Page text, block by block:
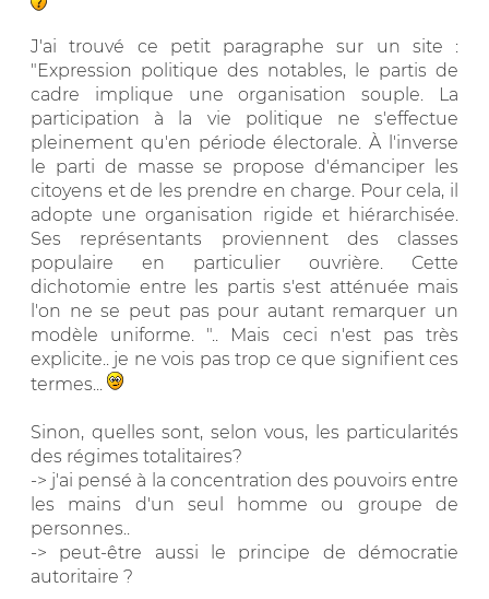
J'ai trouvé ce petit paragraphe sur un site :
"Expression politique des notables, le partis de
cadre implique une organisation souple. La
participation à la vie politique ne s'effectue
pleinement qu'en période électorale. À l'inverse
le parti de masse se propose d'émanciper les
citoyens et de les prendre en charge. Pour cela, il
adopte une organisation rigide et hiérarchisée.
Ses représentants proviennent des classes
populaire en particulier ouvrière. Cette
dichotomie entre les partis s'est atténuée mais
l'on ne se peut pas pour autant remarquer un
modèle uniforme. ".. Mais ceci n'est pas très
explicite.. je ne vois pas trop ce que signifient ces
termes...
Sinon, quelles sont, selon vous, les particularités
des régimes totalitaires?
-> j'ai pensé à la concentration des pouvoirs entre
les mains d'un seul homme ou groupe de
personnes..
-> peut-être aussi le principe de démocratie
autoritaire ?